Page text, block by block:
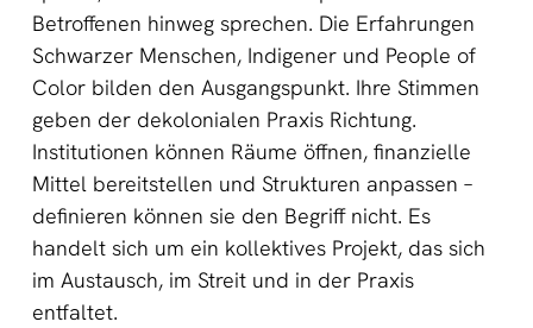
Betroffenen hinweg sprechen. Die Erfahrungen
Schwarzer Menschen, Indigener und People of
Color bilden den Ausgangspunkt. Ihre Stimmen
geben der dekolonialen Praxis Richtung.
Institutionen können Räume öffnen, finanzielle
Mittel bereitstellen und Strukturen anpassen –
definieren können sie den Begriff nicht. Es
handelt sich um ein kollektives Projekt, das sich
im Austausch, im Streit und in der Praxis
entfaltet.